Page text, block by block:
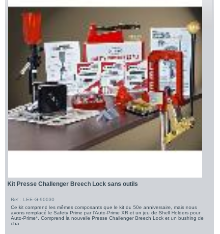
Kit Presse Challenger Breech Lock sans outils
Ref : LEE-G-90030
Ce kit comprend les mêmes composants que le kit du 50e anniversaire, mais nous
avons remplacé le Safety Prime par l'Auto-Prime XR et un jeu de Shell Holders pour
Auto-Prime*. Comprend la nouvelle Presse Challenger Breech Lock et un bushing de
cha